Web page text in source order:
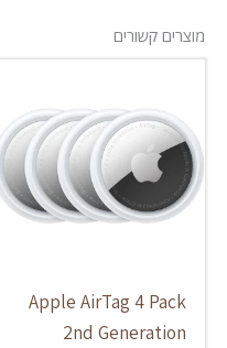
מוצרים קשורים
Apple AirTag 4 Pack
2nd Generation